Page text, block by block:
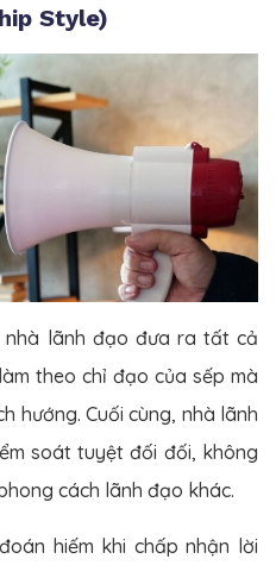
Style)
lãnh đạo đưa ra tất cả
theo chỉ đạo của sếp mà
hướng. Cuối cùng, nhà lãnh
soát tuyệt đối đối, không
cách lãnh đạo khác.
hiếm khi chấp nhận lời